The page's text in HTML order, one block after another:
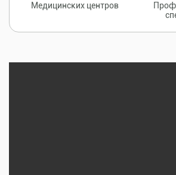
Медицинских центров